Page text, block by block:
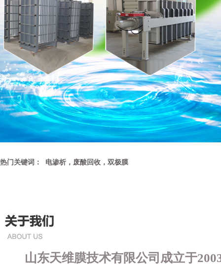
热门关键词： 电渗析，废酸回收，双极膜
山东天维膜技术有限公司成立于